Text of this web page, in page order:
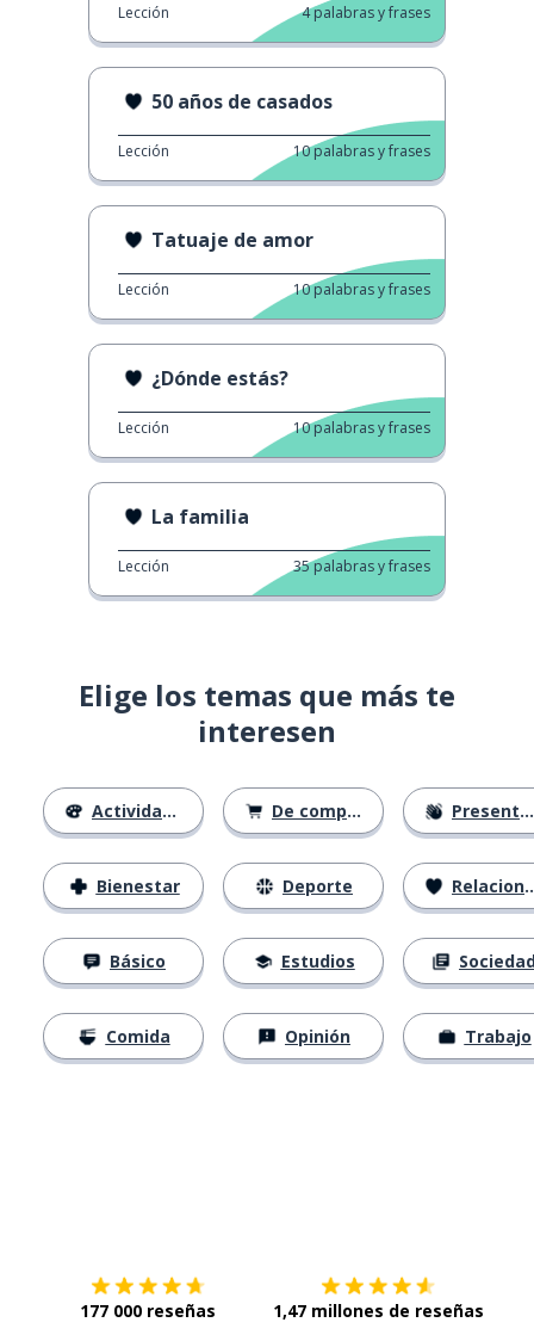
Lección 4palabras y frases
50 años de casados
Lección 10palabras y frases
Tatuaje de amor
Lección 10palabras y frases
¿Dónde estás?
Lección 10palabras y frases
La familia
Lección 35palabras y frases
Elige los temas que más te
interesen
Actividades
Bienestar
Básico
Comida
De compras
Deporte
Estudios
Opinión
Presentación
Relaciones
Trabajo
177 000 reseñas 1,47 millones de reseñas